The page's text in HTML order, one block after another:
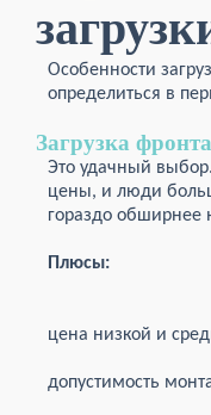
Особенности
определиться в
Загрузка
Это удачный
цены, и люди
гораздо обширнее
Плюсы:
цена низкой и
допустимость